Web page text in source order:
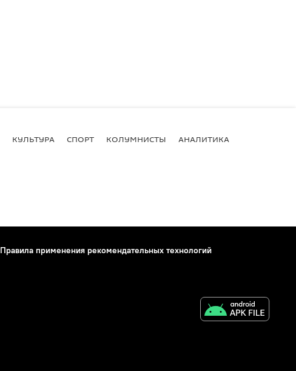
КУЛЬТУРА СПОРТ КОЛУМНИСТЫ АНАЛИТИКА
Правила применения рекомендательных технологий